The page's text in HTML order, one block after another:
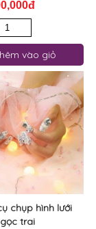
vào giỏ
chụp hình lưới
trai